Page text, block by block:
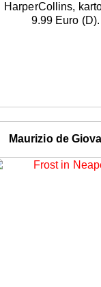
HarperCollins,
9.99 Euro (D).
Maurizio de